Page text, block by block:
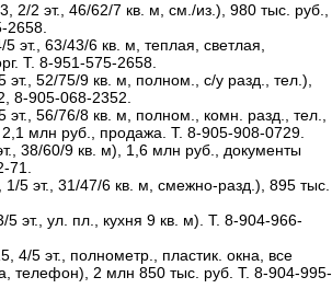
2/2 эт., 46/62/7 кв. м, см./из.), 980 тыс. руб.,
2658.
эт., 63/43/6 кв. м, теплая, светлая,
Т. 8-951-575-2658.
эт., 52/75/9 кв. м, полном., с/у разд., тел.),
8-905-068-2352.
эт., 56/76/8 кв. м, полном., комн. разд., тел.,
млн руб., продажа. Т. 8-905-908-0729.
38/60/9 кв. м), 1,6 млн руб., документы
71.
1/5 эт., 31/47/6 кв. м, смежно-разд.), 895 тыс.
эт., ул. пл., кухня 9 кв. м). Т. 8-904-966-
4/5 эт., полнометр., пластик. окна, все
телефон), 2 млн 850 тыс. руб. Т. 8-904-995-